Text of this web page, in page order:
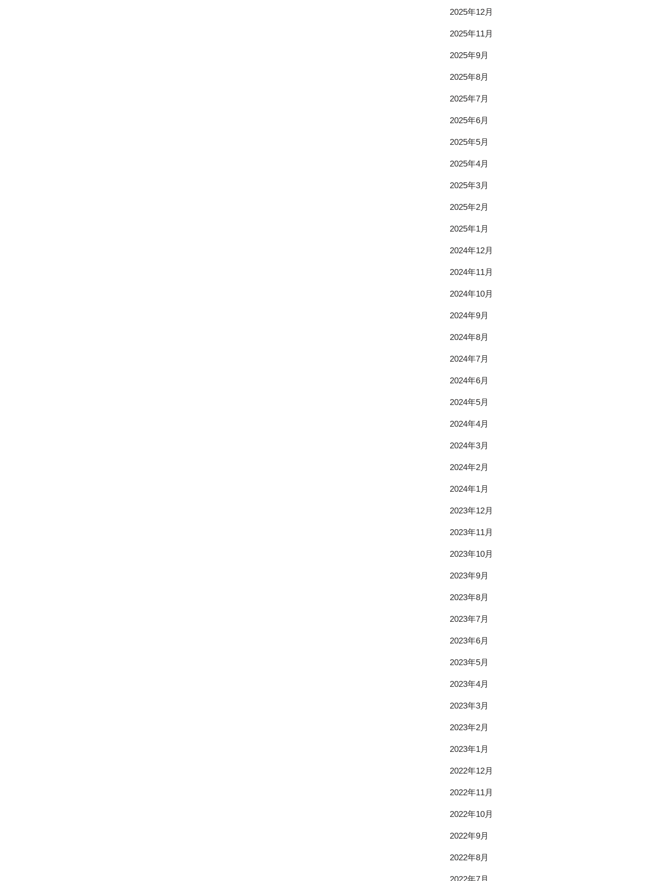
2025年12月
2025年11月
2025年9月
2025年8月
2025年7月
2025年6月
2025年5月
2025年4月
2025年3月
2025年2月
2025年1月
2024年12月
2024年11月
2024年10月
2024年9月
2024年8月
2024年7月
2024年6月
2024年5月
2024年4月
2024年3月
2024年2月
2024年1月
2023年12月
2023年11月
2023年10月
2023年9月
2023年8月
2023年7月
2023年6月
2023年5月
2023年4月
2023年3月
2023年2月
2023年1月
2022年12月
2022年11月
2022年10月
2022年9月
2022年8月
2022年7月